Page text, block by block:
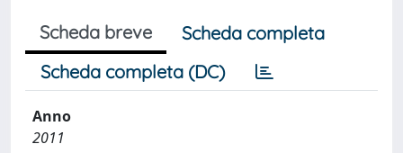
Scheda breve
Scheda completa
Scheda completa (DC)
Anno
2011